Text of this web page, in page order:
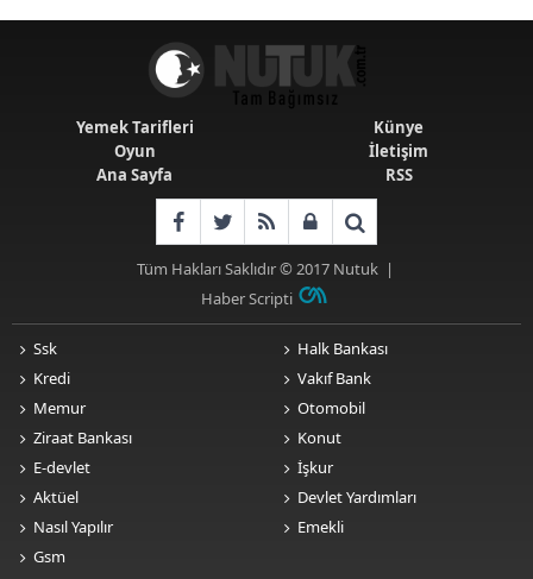
Yemek Tarifleri
Oyun
Ana Sayfa
Künye
İletişim
RSS
Tüm Hakları Saklıdır © 2017 Nutuk|
Haber Scripti
Ssk
Kredi
Memur
Ziraat Bankası
E-devlet
Aktüel
Nasıl Yapılır
Gsm
Halk Bankası
Vakıf Bank
Otomobil
Konut
İşkur
Devlet Yardımları
Emekli